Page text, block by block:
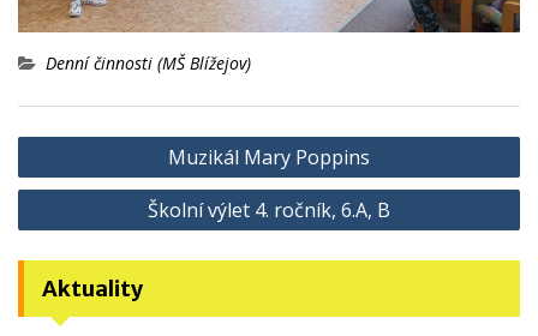
Denní činnosti (MŠ Blížejov)
Navigace
pro
Muzikál Mary Poppins
Školní výlet 4. ročník, 6.A, B
Aktuality